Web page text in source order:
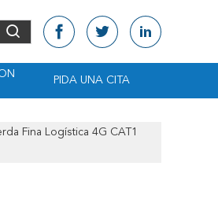
PIDA UNA CITA
Fina Logística 4G CAT1